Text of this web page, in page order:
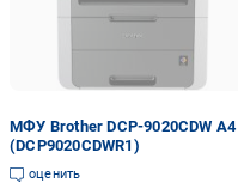
МФУ Brother DCP-9020CDW А4
(DCP9020CDWR1)
оценить